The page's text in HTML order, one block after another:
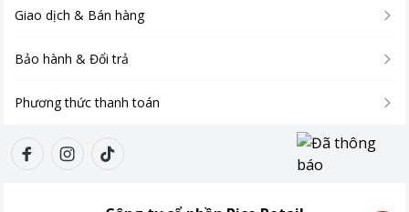
Giao dịch & Bán hàng
Bảo hành & Đổi trả
Phương thức thanh toán